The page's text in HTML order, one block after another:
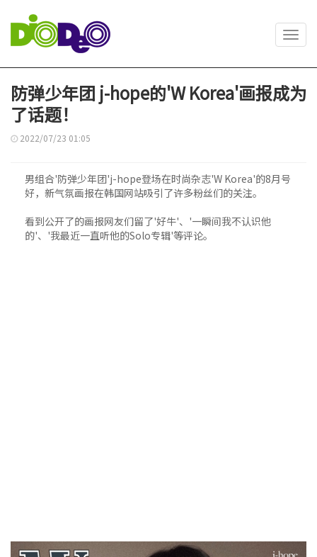
防弹少年团 j-hope的'W Korea'画报成为
了话题！
2022/07/23 01:05
男组合'防弹少年团'j-hope登场在时尚杂志'W Korea'的8月号
好，新气氛画报在韩国网站吸引了许多粉丝们的关注。
看到公开了的画报网友们留了'好牛'、'一瞬间我不认识他
的'、'我最近一直听他的Solo专辑'等评论。